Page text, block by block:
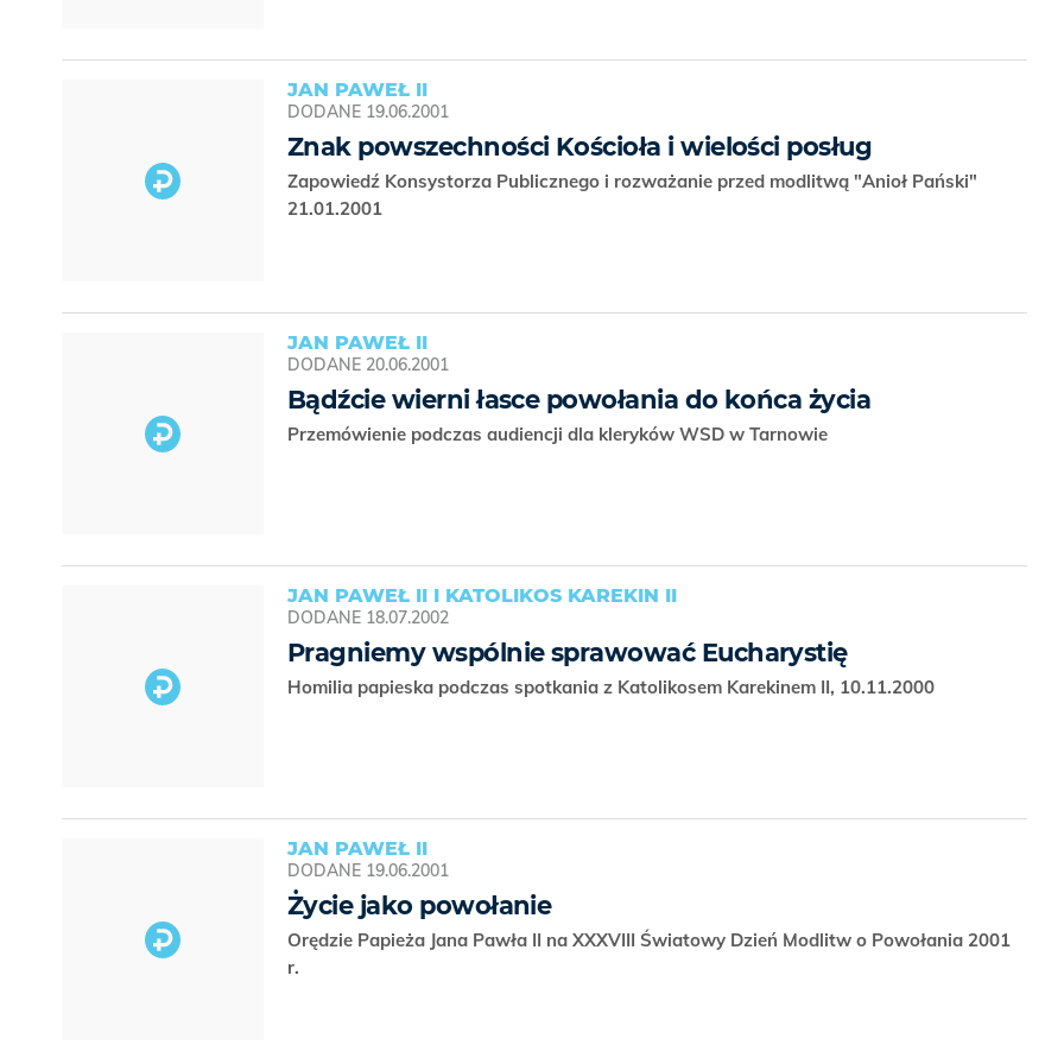
JAN PAWEŁ II
DODANE 19.06.2001
Znak powszechności Kościoła i wielości posług
Zapowiedź Konsystorza Publicznego i rozważanie przed modlitwą "Anioł Pański"
21.01.2001
JAN PAWEŁ II
DODANE 20.06.2001
Bądźcie wierni łasce powołania do końca życia
Przemówienie podczas audiencji dla kleryków WSD w Tarnowie
JAN PAWEŁ II I KATOLIKOS KAREKIN II
DODANE 18.07.2002
Pragniemy wspólnie sprawować Eucharystię
Homilia papieska podczas spotkania z Katolikosem Karekinem II, 10.11.2000
JAN PAWEŁ II
DODANE 19.06.2001
Życie jako powołanie
Orędzie Papieża Jana Pawła II na XXXVIII Światowy Dzień Modlitw o Powołania 2001
r.